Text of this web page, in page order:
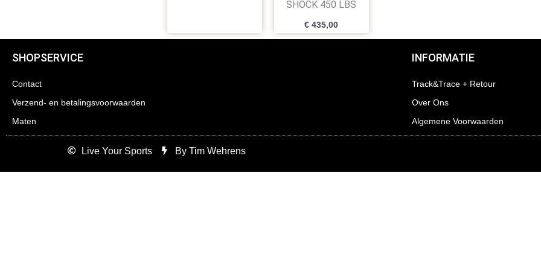
SHOCK 450 LBS
€ 435,00
SHOPSERVICE
Contact
Verzend- en betalingsvoorwaarden
Maten
INFORMATIE
Track&Trace + Retour
Over Ons
Algemene Voorwaarden
Live Your Sports By Tim Wehrens